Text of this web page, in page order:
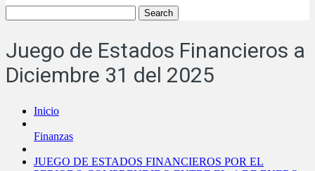
Juego de Estados Financieros a
Diciembre 31 del 2025
Inicio
Finanzas
JUEGO DE ESTADOS FINANCIEROS POR EL